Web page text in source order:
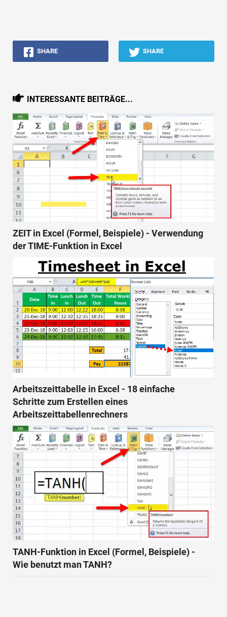
SHARE SHARE
INTERESSANTE BEITRÄGE...
ZEIT in Excel (Formel, Beispiele) - Verwendung
der TIME-Funktion in Excel
Arbeitszeittabelle in Excel - 18 einfache
Schritte zum Erstellen eines
Arbeitszeittabellenrechners
TANH-Funktion in Excel (Formel, Beispiele) -
Wie benutzt man TANH?